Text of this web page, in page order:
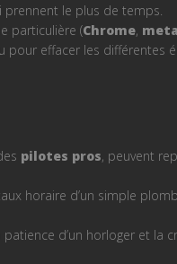
le plus de temps.
particulière (Chrome,
effacer les différentes
pilotes pros, peuvent
horaire d’un simple
d’un horloger et la